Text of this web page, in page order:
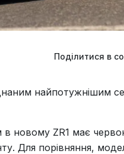
Поділитися в
найпотужнішим
в новому ZR1 має
Для порівняння,